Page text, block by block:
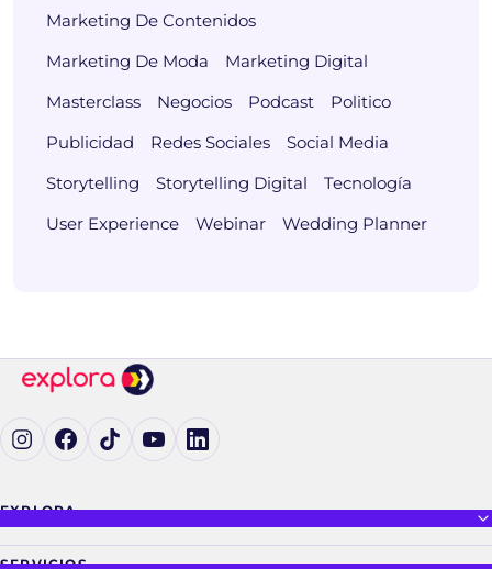
Marketing De Contenidos
Marketing De Moda
Marketing Digital
Masterclass
Negocios Podcast
Politico
Publicidad
Redes Sociales
Social Media
Storytelling
Storytelling Digital
Tecnología
User Experience
Webinar Wedding Planner
Ig (se abre en una pestaña nueva)
Fb (se abre en una pestaña nueva)
tK (se abre en una pestaña nueva)
yT (se abre en una pestaña nueva)
in (se abre en una pestaña nueva)
EXPLORA
SERVICIOS